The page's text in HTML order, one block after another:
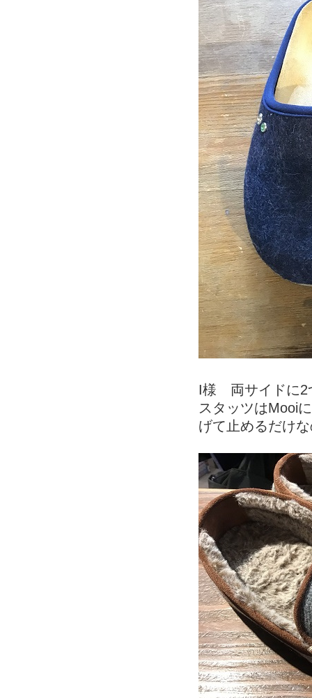
I様 両サイドに2
スタッツはMooi
げて止めるだけ